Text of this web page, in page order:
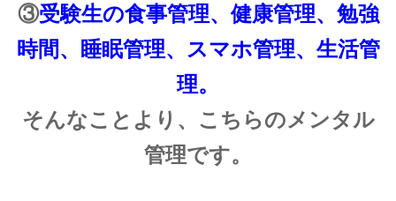
③受験生の食事管理、健康管理、勉強
時間、睡眠管理、スマホ管理、生活管
理。
そんなことより、こちらのメンタル
管理です。